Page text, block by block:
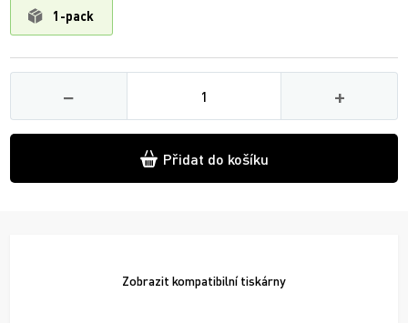
1-pack
−
Množství
+
Přidat do košíku
Zobrazit kompatibilní tiskárny